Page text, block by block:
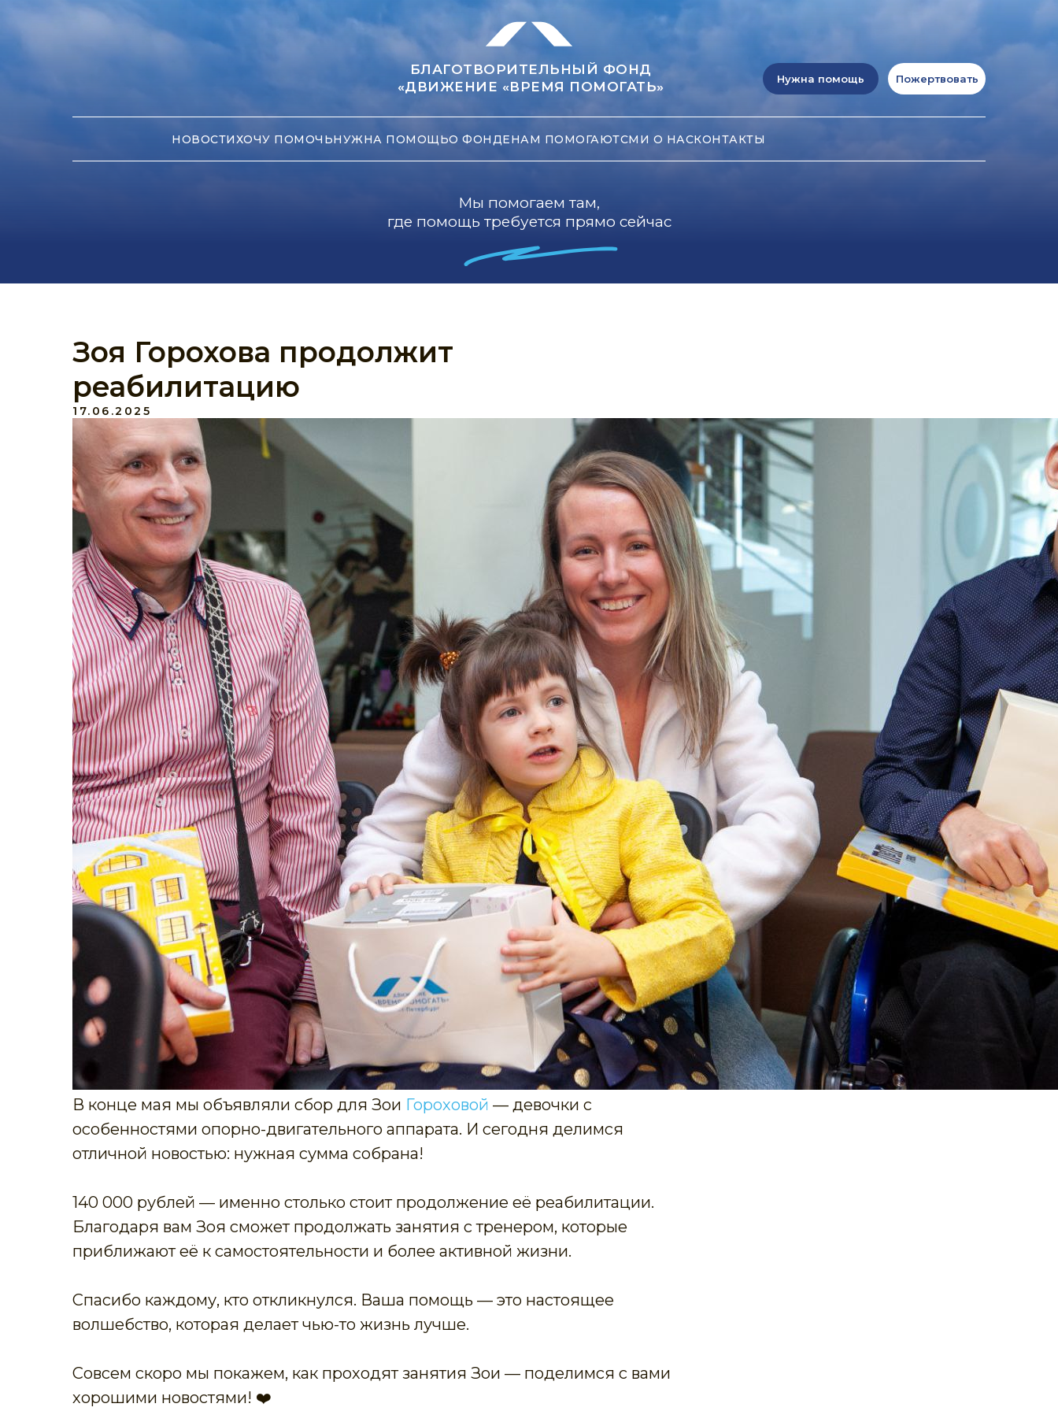
БЛАГОТВОРИТЕЛЬНЫЙ ФОНД
«ДВИЖЕНИЕ «ВРЕМЯ ПОМОГАТЬ»
Мы помогаем там,
где помощь требуется прямо сейчас
НОВОСТИХОЧУ ПОМОЧЬНУЖНА ПОМОЩЬО ФОНДЕНАМ ПОМОГАЮТСМИ О НАСКОНТАКТЫ
Нужна помощь Пожертвовать
Зоя Горохова продолжит
реабилитацию
17.06.2025
В конце мая мы объявляли сбор для Зои Гороховой — девочки с
особенностями опорно-двигательного аппарата. И сегодня делимся
отличной новостью: нужная сумма собрана!
140 000 рублей — именно столько стоит продолжение её реабилитации.
Благодаря вам Зоя сможет продолжать занятия с тренером, которые
приближают её к самостоятельности и более активной жизни.
Спасибо каждому, кто откликнулся. Ваша помощь — это настоящее
волшебство, которая делает чью-то жизнь лучше.
Совсем скоро мы покажем, как проходят занятия Зои — поделимся с вами
хорошими новостями! ❤️